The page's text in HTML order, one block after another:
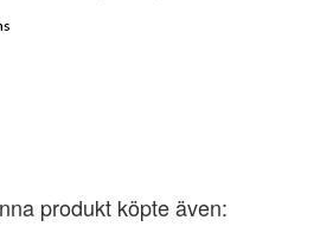
produkt köpte även: